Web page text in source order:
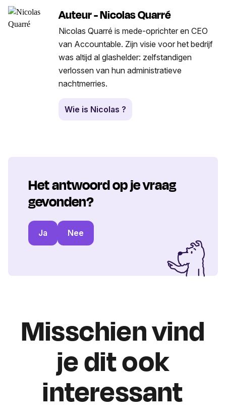
Auteur - Nicolas Quarré
Nicolas Quarré is mede-oprichter en CEO
van Accountable. Zijn visie voor het bedrijf
was altijd al glashelder: zelfstandigen
verlossen van hun administratieve
nachtmerries.
Wie is Nicolas ?
Het antwoord op je vraag
gevonden?
Ja Nee
Misschien vind
je dit ook
interessant